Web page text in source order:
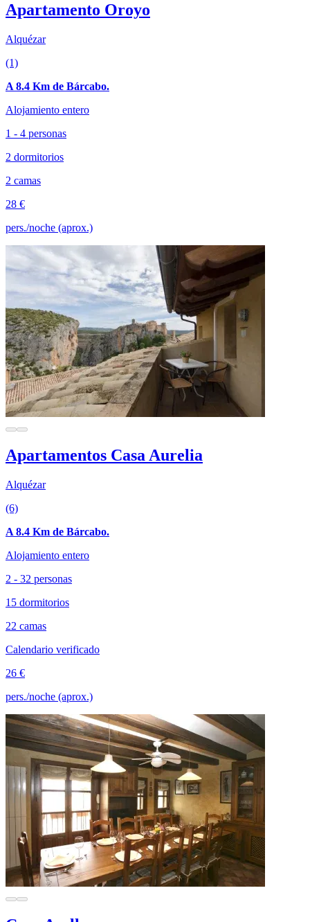
Apartamento Oroyo
Alquézar
(1)
A 8.4 Km de Bárcabo.
Alojamiento entero
1 - 4 personas
2 dormitorios
2 camas
28 €
pers./noche (aprox.)
Apartamentos Casa Aurelia
Alquézar
(6)
A 8.4 Km de Bárcabo.
Alojamiento entero
2 - 32 personas
15 dormitorios
22 camas
Calendario verificado
26 €
pers./noche (aprox.)